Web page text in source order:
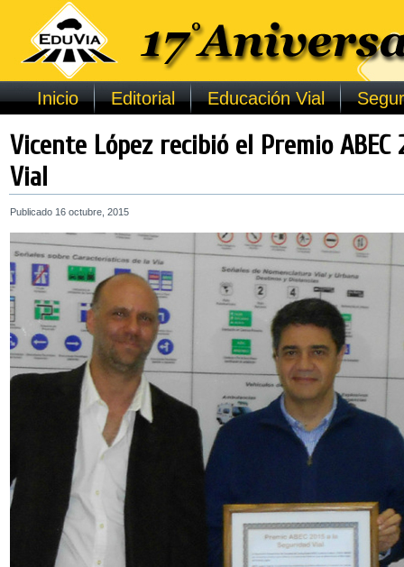
Inicio Editorial Educación Vial
Vicente López recibió el Premio ABEC
Vial
Publicado 16 octubre, 2015